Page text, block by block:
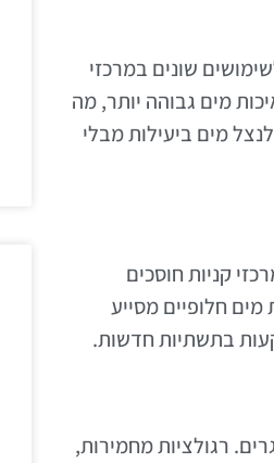
שונים במרכזי
מים גבוהה יותר, מה
מים ביעילות מבלי
קניות חוסכים
חלופיים מסייע
בתשתיות חדשות.
רגולציות מחמירות,